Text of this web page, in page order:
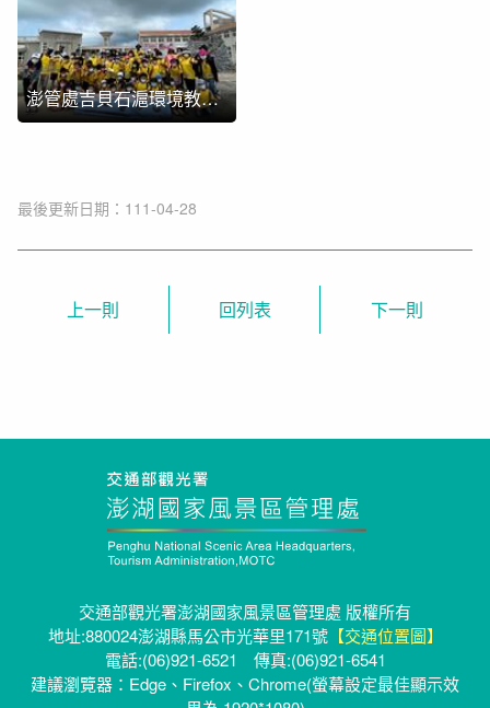
澎管處吉貝石滬環境教育課程
最後更新日期：111-04-28
上一則 下一則
交通部觀光署澎湖國家風景區管理處 版權所有
地址:880024澎湖縣馬公市光華里171號【交通位置圖】
電話:(06)921-6521 傳真:(06)921-6541
建議瀏覽器：Edge、Firefox、Chrome(螢幕設定最佳顯示效